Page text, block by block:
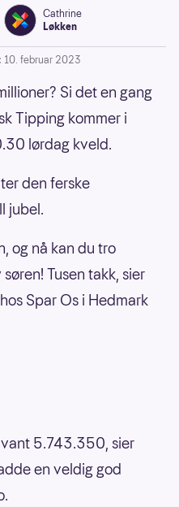
Cathrine
Løkken
10. februar 2023
Si det en gang
Tipping kommer i
lørdag kveld.
den ferske
jubel.
og nå kan du tro
Tusen takk, sier
Spar Os i Hedmark
5.743.350, sier
en veldig god